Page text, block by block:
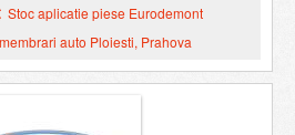
Stoc aplicatie piese Eurodemont
auto Ploiesti, Prahova